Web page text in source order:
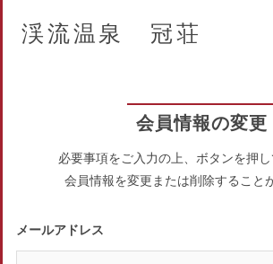
渓流温泉 冠荘
会員情報の変更
必要事項をご入力の上、ボタンを押し
会員情報を変更または削除すること
メールアドレス